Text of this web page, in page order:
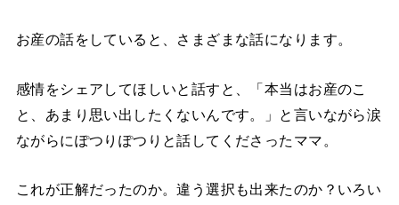
お産の話をしていると、さまざまな話になります。
感情をシェアしてほしいと話すと、「本当はお産のこ
と、あまり思い出したくないんです。」と言いながら涙
ながらにぽつりぽつりと話してくださったママ。
これが正解だったのか。違う選択も出来たのか？いろい